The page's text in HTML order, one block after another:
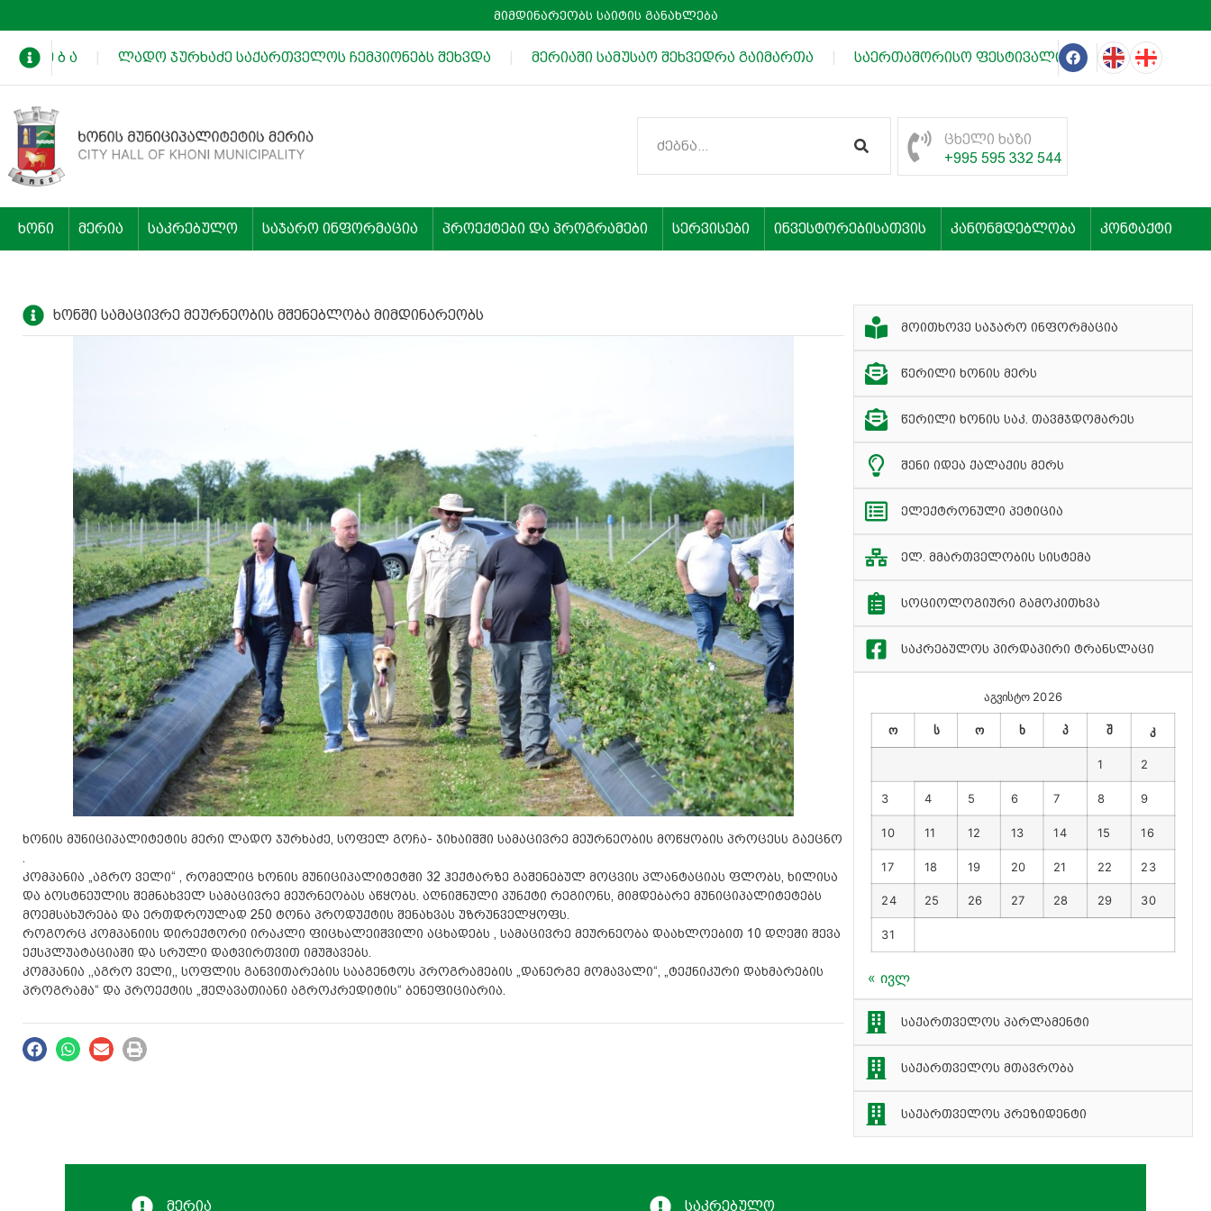
მიმდინარეობს საიტის განახლება
ა დ ე ბ ა ლადო ჯურხაძე საქართველოს ჩემპიონებს შეხვდა მერიაში სამუსაო შეხვედრა გაიმართა საერთაშორისო ფესტივალის „თეატრალური
ცხელი ხაზი
+995 595 332 544
ხონი მერია საკრებულო საჯარო ინფორმაცია პროექტები და პროგრამები სერვისები ინვესტორებისათვის კანონმდებლობა კონტაქტი
ხონში სამაცივრე მეურნეობის მშენებლობა მიმდინარეობს
ხონის მუნიციპალიტეტის მერი ლადო ჯურხაძე, სოფელ გოჩა- ჯიხაიშში სამაცივრე მეურნეობის მოწყობის პროცესს გაეცნო
.
კომპანია „აგრო ველი“ , რომელიც ხონის მუნიციპალიტეტში 32 ჰექტარზე გაშენებულ მოცვის პლანტაციას ფლობს, ხილისა
და ბოსტნეულის შემნახველ სამაცივრე მეურნეობას აწყობს. აღნიშნული პუნქტი რეგიონს, მიმდებარე მუნიციპალიტეტებს
მოემსახურება და ერთდროულად 250 ტონა პროდუქტის შენახვას უზრუნველყოფს.
როგორც კომპანიის დირექტორი ირაკლი ფიცხალეიშვილი აცხადებს , სამაცივრე მეურნეობა დაახლოებით 10 დღეში შევა
ექსპლუატაციაში და სრული დატვირთვით იმუშავებს.
კომპანია ,,აგრო ველი,, სოფლის განვითარების სააგენტოს პროგრამების „დანერგე მომავალი“, „ტექნიკური დახმარების
პროგრამა“ და პროექტის „შეღავათიანი აგროკრედიტის“ ბენეფიციარია.
მოითხოვე საჯარო ინფორმაცია
წერილი ხონის მერს
წერილი ხონის საკ. თავმჯდომარეს
შენი იდეა ქალაქის მერს
ელექტრონული პეტიცია
ელ. მმართველობის სისტემა
სოციოლოგიური გამოკითხვა
საკრებულოს პირდაპირი ტრანსლაცი
აგვისტო 2026
ო ს ო ხ პ შ კ
1 2
3 4 5 6 7 8 9
10 11 12 13 14 15 16
17 18 19 20 21 22 23
24 25 26 27 28 29 30
31
« ივლ
საქართველოს პარლამენტი
საქართველოს მთავრობა
საქართველოს პრეზიდენტი
მერია საკრებულო